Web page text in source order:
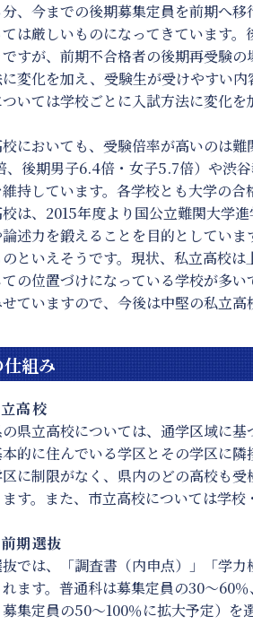
、今までの後期募集定員を前期へ
は厳しいものになってきています
ですが、前期不合格者の後期再受験
変化を加え、受験生が受けやすい
いては学校ごとに入試方法に変化を
においても、受験倍率が高いのは
、後期男子6.4倍・女子5.7倍）や渋
持しています。各学校とも大学の
は、2015年度より国公立難関大学
述力を鍛えることを目的としてい
のといえそうです。現状、私立高校
の位置づけになっている学校が多
ていますので、今後は中堅の私立
組み
高校
県立高校については、通学区域に
的に住んでいる学区とその学区に
に制限がなく、県内のどの高校も
ます。また、市立高校については学
期選抜
では、「調査書（内申点）」「学
ます。普通科は募集定員の30～60
集定員の50～100％に拡大予定）を